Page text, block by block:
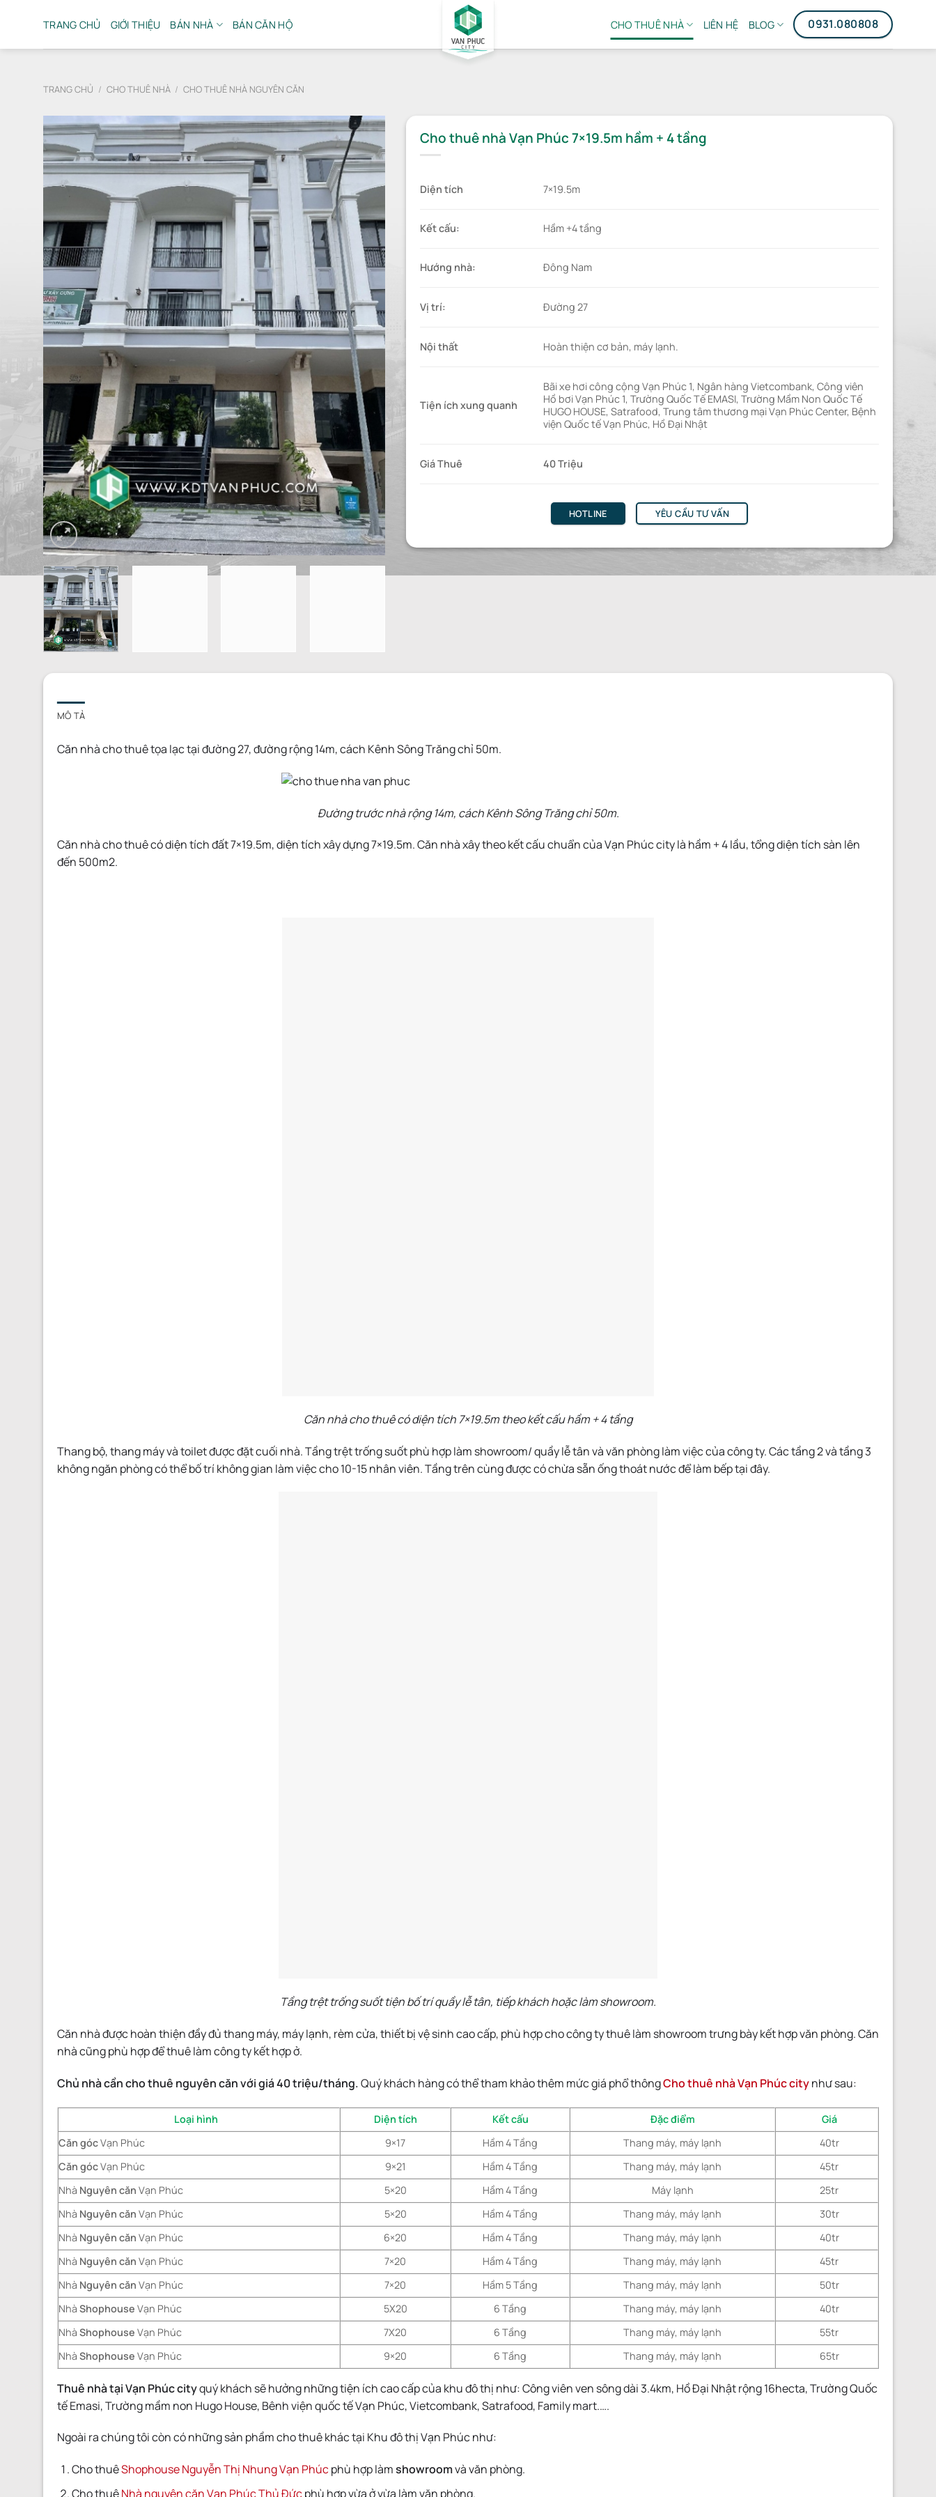
TRANG CHỦ GIỚI THIỆU BÁN NHÀ BÁN CĂN HỘ CHO THUÊ NHÀ LIÊN HỆ BLOG 0931.080808
TRANG CHỦ / CHO THUÊ NHÀ / CHO THUÊ NHÀ NGUYÊN CĂN
Cho thuê nhà Vạn Phúc 7×19.5m hầm + 4 tầng
Diện tích 7×19.5m
Kết cấu: Hầm +4 tầng
Hướng nhà: Đông Nam
Vị trí: Đường 27
Nội thất Hoàn thiện cơ bản, máy lạnh.
Tiện ích xung quanh
Bãi xe hơi công cộng Vạn Phúc 1, Ngân hàng Vietcombank, Công viên
Hồ bơi Vạn Phúc 1, Trường Quốc Tế EMASI, Trường Mầm Non Quốc Tế
HUGO HOUSE, Satrafood, Trung tâm thương mại Vạn Phúc Center, Bệnh
viện Quốc tế Vạn Phúc, Hồ Đại Nhật
Giá Thuê 40 Triệu
HOTLINE YÊU CẦU TƯ VẤN
MÔ TẢ
Căn nhà cho thuê tọa lạc tại đường 27, đường rộng 14m, cách Kênh Sông Trăng chỉ 50m.
Đường trước nhà rộng 14m, cách Kênh Sông Trăng chỉ 50m.
Căn nhà cho thuê có diện tích đất 7×19.5m, diện tích xây dựng 7×19.5m. Căn nhà xây theo kết cấu chuẩn của Vạn Phúc city là hầm + 4 lầu, tổng diện tích sàn lên
đến 500m2.
Căn nhà cho thuê có diện tích 7×19.5m theo kết cấu hầm + 4 tầng
Thang bộ, thang máy và toilet được đặt cuối nhà. Tầng trệt trống suốt phù hợp làm showroom/ quầy lễ tân và văn phòng làm việc của công ty. Các tầng 2 và tầng 3
không ngăn phòng có thể bố trí không gian làm việc cho 10-15 nhân viên. Tầng trên cùng được có chừa sẵn ống thoát nước để làm bếp tại đây.
Tầng trệt trống suốt tiện bố trí quầy lễ tân, tiếp khách hoặc làm showroom.
Căn nhà được hoàn thiện đầy đủ thang máy, máy lạnh, rèm cửa, thiết bị vệ sinh cao cấp, phù hợp cho công ty thuê làm showroom trưng bày kết hợp văn phòng. Căn
nhà cũng phù hợp để thuê làm công ty kết hợp ở.
Chủ nhà cần cho thuê nguyên căn với giá 40 triệu/tháng.Quý khách hàng có thể tham khảo thêm mức giá phổ thôngCho thuê nhà Vạn Phúc citynhư sau:
Loại hình Diện tích Kết cấu Đặc điểm
Giá
Căn gócVạn Phúc 9×17 Hầm 4 Tầng Thang máy, máy lạnh
40tr
Căn gócVạn Phúc 9×21 Hầm 4 Tầng Thang máy, máy lạnh
45tr
Nhà Nguyên căn Vạn Phúc 5×20 Hầm 4 Tầng Máy lạnh
25tr
Nhà Nguyên căn Vạn Phúc 5×20 Hầm 4 Tầng Thang máy, máy lạnh
30tr
Nhà Nguyên căn Vạn Phúc 6×20 Hầm 4 Tầng Thang máy, máy lạnh
40tr
Nhà Nguyên căn Vạn Phúc 7×20 Hầm 4 Tầng Thang máy, máy lạnh
45tr
Nhà Nguyên căn Vạn Phúc 7×20 Hầm 5 Tầng Thang máy, máy lạnh
50tr
Nhà Shophouse Vạn Phúc 5X20 6 Tầng Thang máy, máy lạnh
40tr
Nhà Shophouse Vạn Phúc 7X20 6 Tầng Thang máy, máy lạnh
55tr
Nhà Shophouse Vạn Phúc 9×20 6 Tầng Thang máy, máy lạnh 65tr
Thuê nhà tại Vạn Phúc cityquý khách sẽ hưởng những tiện ích cao cấp của khu đô thị như: Công viên ven sông dài 3.4km, Hồ Đại Nhật rộng 16hecta, Trường Quốc
tế Emasi, Trường mầm non Hugo House, Bênh viện quốc tế Vạn Phúc, Vietcombank, Satrafood, Family mart.….
Ngoài ra chúng tôi còn có những sản phầm cho thuê khác tại Khu đô thị Vạn Phúc như:
Cho thuêShophouse Nguyễn Thị Nhung Vạn Phúcphù hợp làmshowroomvà văn phòng.
Cho thuêNhà nguyên căn Vạn Phúc Thủ Đứcphù hợp vừa ở vừa làm văn phòng.